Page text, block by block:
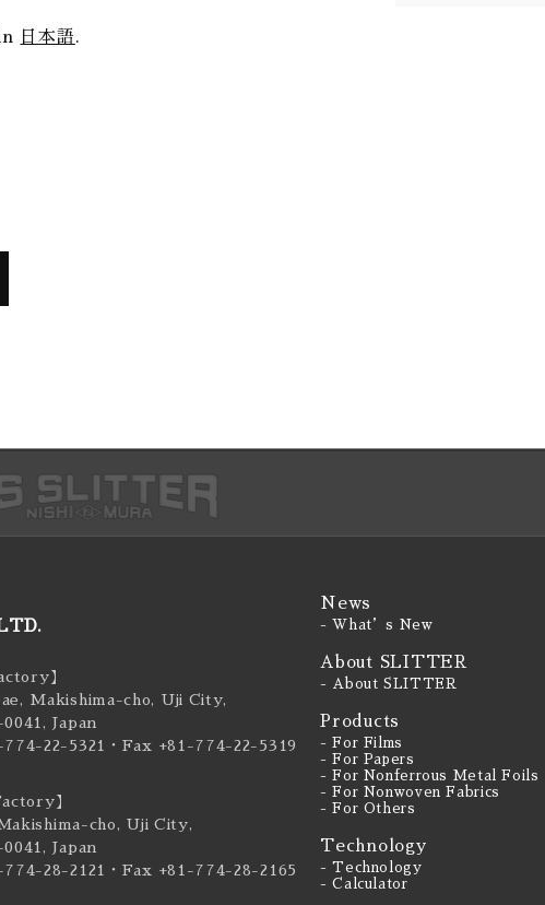
日本語.
】
Makishima-cho, Uji City,
Japan
22-5321
・Fax +81-774-22-5319
】
cho, Uji City,
Japan
28-2121
・Fax +81-774-28-2165
News
- What’s New
About SLITTER
- About SLITTER
Products
- For Films
- For Papers
- For Nonferrous Metal Foils
- For Nonwoven Fabrics
- For Others
Technology
- Technology
- Calculator